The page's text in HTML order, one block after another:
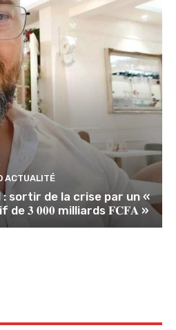
ACTUALITÉ
: sortir de la crise par un «
de 𝟑 𝟎𝟎𝟎 milliards 𝐅𝐂𝐅𝐀 »